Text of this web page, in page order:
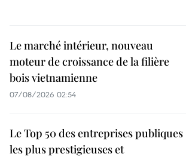
Le marché intérieur, nouveau
moteur de croissance de la filière
bois vietnamienne
07/08/2026 02:54
Le Top 50 des entreprises publiques
les plus prestigieuses et